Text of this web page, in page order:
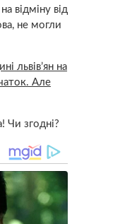
відміну від
не могли
львів’ян на
Але
Чи згодні?